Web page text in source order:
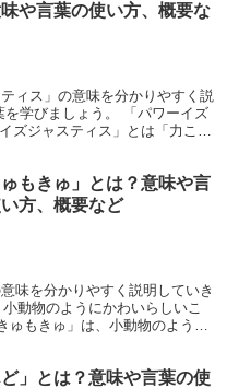
や言葉の使い方、概要な
ィス」の意味を分かりやすく説
学びましょう。 「パワーイズ
ズジャスティス」とは「力こそ
ゅもきゅ」とは？意味や言
方、概要など
味を分かりやすく説明していき
動物のようにかわいらしいこ
ゅもきゅ」は、小動物のように
ど」とは？意味や言葉の使